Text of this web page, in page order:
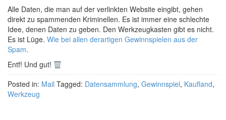
Alle Daten, die man auf der verlinkten Website eingibt, gehen
direkt zu spammenden Kriminellen. Es ist immer eine schlechte
Idee, denen Daten zu geben. Den Werkzeugkasten gibt es nicht.
Es ist Lüge. Wie bei allen derartigen Gewinnspielen aus der
Spam.
Entf! Und gut!
Posted in: Mail Tagged: Datensammlung, Gewinnspiel, Kaufland,
Werkzeug